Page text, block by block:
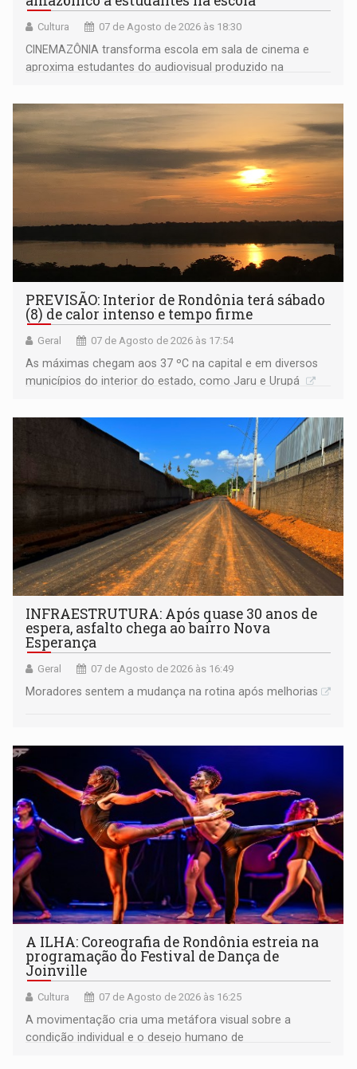
Cultura 07 de Agosto de 2026 às 18:30
CINEMAZÔNIA transforma escola em sala de cinema e
aproxima estudantes do audiovisual produzido na
PREVISÃO: Interior de Rondônia terá sábado
(8) de calor intenso e tempo firme
Geral 07 de Agosto de 2026 às 17:54
As máximas chegam aos 37 ºC na capital e em diversos
municípios do interior do estado, como Jaru e Urupá
INFRAESTRUTURA: Após quase 30 anos de
espera, asfalto chega ao bairro Nova
Esperança
Geral 07 de Agosto de 2026 às 16:49
Moradores sentem a mudança na rotina após melhorias
A ILHA: Coreografia de Rondônia estreia na
programação do Festival de Dança de
Joinville
Cultura 07 de Agosto de 2026 às 16:25
A movimentação cria uma metáfora visual sobre a
condição individual e o desejo humano de